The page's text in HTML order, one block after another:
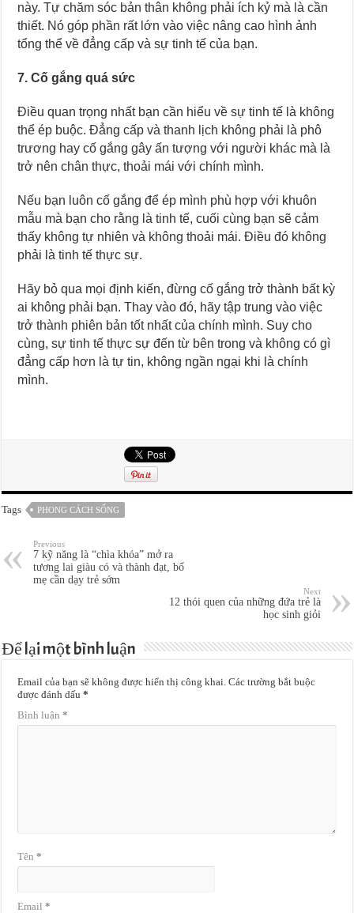
này. Tự chăm sóc bản thân không phải ích kỷ mà là cần
thiết. Nó góp phần rất lớn vào việc nâng cao hình ảnh
tổng thể về đẳng cấp và sự tinh tế của bạn.
7. Cố gắng quá sức
Điều quan trọng nhất bạn cần hiểu về sự tinh tế là không
thể ép buộc. Đẳng cấp và thanh lịch không phải là phô
trương hay cố gắng gây ấn tượng với người khác mà là
trở nên chân thực, thoải mái với chính mình.
Nếu bạn luôn cố gắng để ép mình phù hợp với khuôn
mẫu mà bạn cho rằng là tinh tế, cuối cùng bạn sẽ cảm
thấy không tự nhiên và không thoải mái. Điều đó không
phải là tinh tế thực sự.
Hãy bỏ qua mọi định kiến, đừng cố gắng trở thành bất kỳ
ai không phải bạn. Thay vào đó, hãy tập trung vào việc
trở thành phiên bản tốt nhất của chính mình. Suy cho
cùng, sự tinh tế thực sự đến từ bên trong và không có gì
đẳng cấp hơn là tự tin, không ngần ngại khi là chính
mình.
Tags PHONG CÁCH SỐNG
Previous
7 kỹ năng là “chìa khóa” mở ra
tương lai giàu có và thành đạt, bố
mẹ cần dạy trẻ sớm
Next
12 thói quen của những đứa trẻ là
học sinh giỏi
Để lại một bình luận
Email của bạn sẽ không được hiển thị công khai. Các trường bắt buộc
được đánh dấu*
Bình luận*
Tên*
Email*